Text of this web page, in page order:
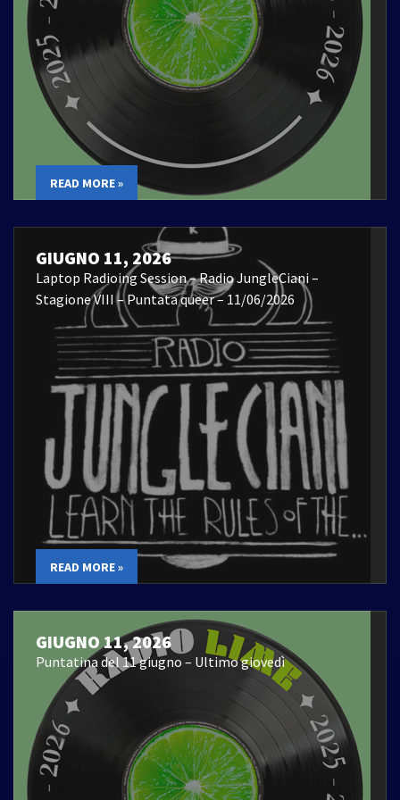
READ MORE »
GIUGNO 11, 2026
Laptop Radioing Session – Radio JungleCiani –
Stagione VIII – Puntata queer – 11/06/2026
READ MORE »
GIUGNO 11, 2026
Puntatina del 11 giugno – Ultimo giovedì